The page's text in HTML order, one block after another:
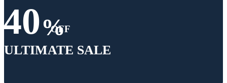
40%
OFF
ULTIMATE SALE